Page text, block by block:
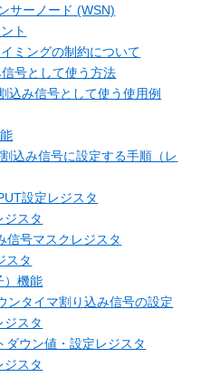
サーノード (WSN)
ト
ミングの制約について
号として使う方法
込み信号として使う使用例
込み信号に設定する手順（レ
設定レジスタ
ジスタ
信号マスクレジスタ
スタ
）機能
ンタイマ割り込み信号の設定
ジスタ
ダウン値・設定レジスタ
ジスタ